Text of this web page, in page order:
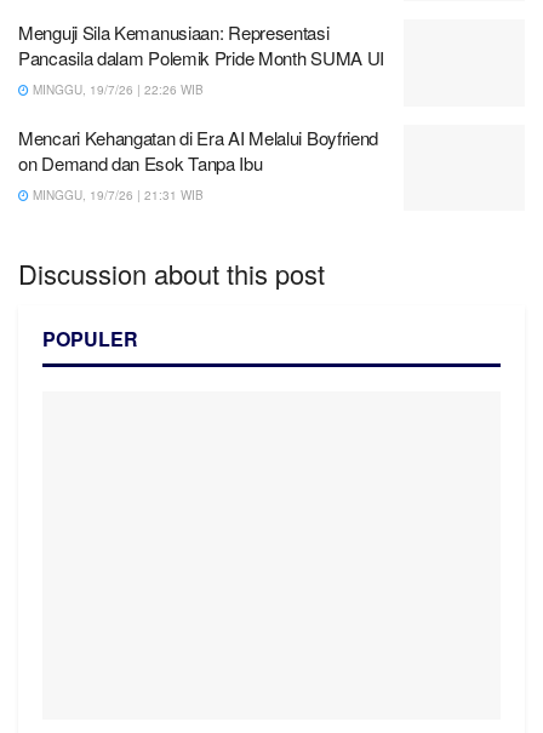
Menguji Sila Kemanusiaan: Representasi
Pancasila dalam Polemik Pride Month SUMA UI
MINGGU, 19/7/26 | 22:26 WIB
Mencari Kehangatan di Era AI Melalui Boyfriend
on Demand dan Esok Tanpa Ibu
MINGGU, 19/7/26 | 21:31 WIB
Discussion about this post
POPULER